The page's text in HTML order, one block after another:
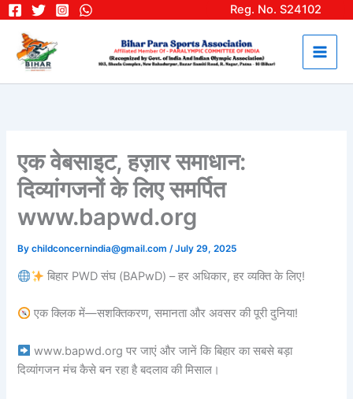
Skip
content
Reg. No. S24102
एक वेबसाइट, हज़ार समाधान:
दिव्यांगजनों के लिए समर्पित
www.bapwd.org
Bychildconcernindia@gmail.com /July 29, 2025
बिहार PWD संघ (BAPwD) – हर अधिकार, हर व्यक्ति के लिए!
एक क्लिक में—सशक्तिकरण, समानता और अवसर की पूरी दुनिया!
www.bapwd.org पर जाएं और जानें कि बिहार का सबसे बड़ा
दिव्यांगजन मंच कैसे बन रहा है बदलाव की मिसाल।